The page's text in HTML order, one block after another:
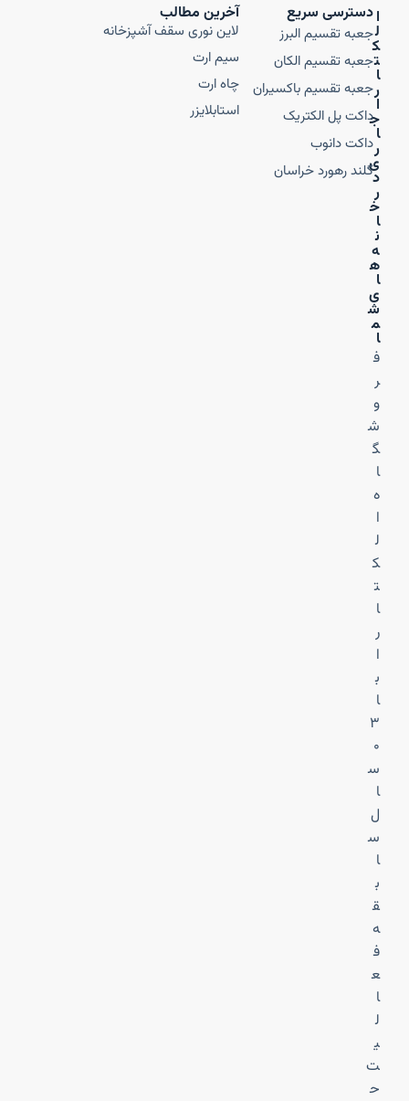
ا
ل
ک
ت
ا
ر
ا
ج
ا
ر
ی
د
ر
خ
ا
ن
ه‌
ه
ا
ی
ش
م
ا
ف
ر
و
ش
گ
ا
ه
ا
ل
ک
ت
ا
ر
ا
ب
ا
۳
۰
س
ا
ل
س
ا
ب
ق
ه
ف
ع
ا
ل
ی
ت
ح
دسترسی سریع
جعبه تقسیم البرز
جعبه تقسیم الکان
جعبه تقسیم باکسیران
داکت پل الکتریک
داکت دانوب
گلند رهورد خراسان
آخرین مطالب
لاین نوری سقف آشپزخانه
سیم ارت
چاه ارت
استابلایزر